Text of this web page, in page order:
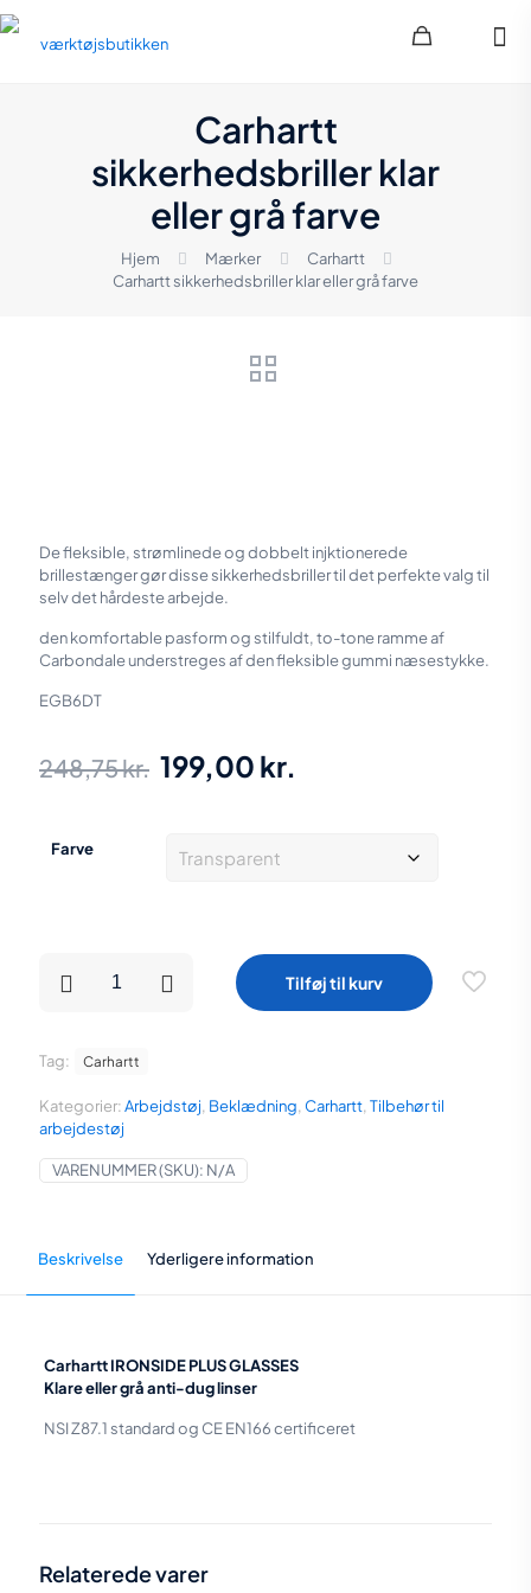
Carhartt
sikkerhedsbriller klar
eller grå farve
Hjem Mærker
Carhartt
Carhartt sikkerhedsbriller klar eller grå farve
De fleksible, strømlinede og dobbelt injktionerede
brillestænger gør disse sikkerhedsbriller til det perfekte valg til
selv det hårdeste arbejde.
den komfortablepasform og stilfuldt, to-tone ramme af
Carbondale understreges af den fleksible gummi næsestykke.
EGB6DT
248,75kr. Den
var:
199,00 kr.
Farve
sikkerhedsbriller
grå
farve
antal
Tilføj til kurv
VARENUMMER (SKU): N/A
Kategorier:Arbejdstøj, Beklædning, Carhartt, Tilbehør til
arbejdestøj
Tag: Carhartt
Beskrivelse Yderligere information
Carhartt IRONSIDE PLUS GLASSES
Klare eller grå anti-dug linser
NSI Z87.1 standard og CE EN166 certificeret
Relaterede varer